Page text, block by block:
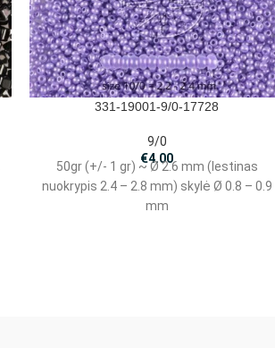
331-19001-9/0-17728
9/0
€4.00
50gr (+/- 1 gr) ~ Ø 2.6 mm (lestinas
nuokrypis 2.4 – 2.8 mm) skylė Ø 0.8 – 0.9
mm